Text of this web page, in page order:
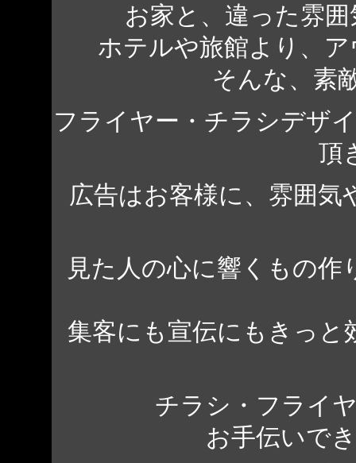
お家と、違った雰
ホテルや旅館より、
そんな、素
フライヤー・チラシデザ
頂
広告はお客様に、雰囲
見た人の心に響くもの
集客にも宣伝にもきっと
チラシ・フライ
お手伝いで